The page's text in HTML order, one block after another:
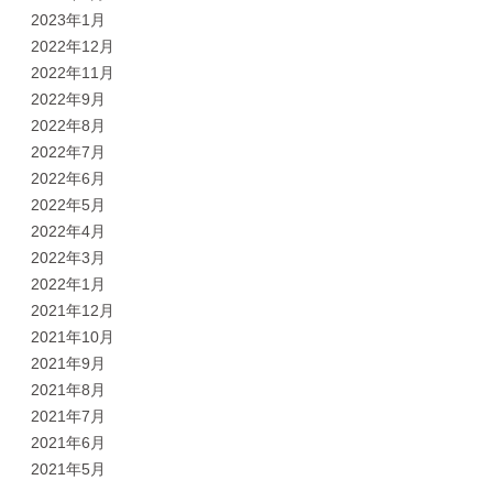
2023年1月
2022年12月
2022年11月
2022年9月
2022年8月
2022年7月
2022年6月
2022年5月
2022年4月
2022年3月
2022年1月
2021年12月
2021年10月
2021年9月
2021年8月
2021年7月
2021年6月
2021年5月